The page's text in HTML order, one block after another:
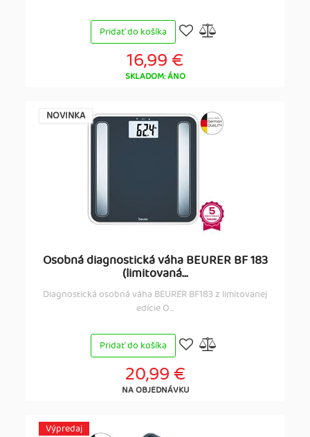
Pridať do košíka
16,99 €
SKLADOM: ÁNO
NOVINKA
Osobná diagnostická váha BEURER BF 183
(limitovaná...
Diagnostická osobná váha BEURER BF183 z limitovanej
edície O...
Pridať do košíka
20,99 €
NA OBJEDNÁVKU
Výpredaj